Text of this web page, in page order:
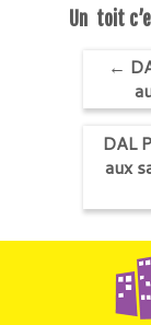
Un toit
←
DAL
aux